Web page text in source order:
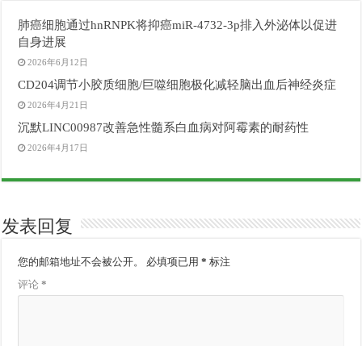
肺癌细胞通过hnRNPK将抑癌miR-4732-3p排入外泌体以促进
自身进展
2026年6月12日
CD204调节小胶质细胞/巨噬细胞极化减轻脑出血后神经炎症
2026年4月21日
沉默LINC00987改善急性髓系白血病对阿霉素的耐药性
2026年4月17日
发表回复
您的邮箱地址不会被公开。 必填项已用* 标注
评论*